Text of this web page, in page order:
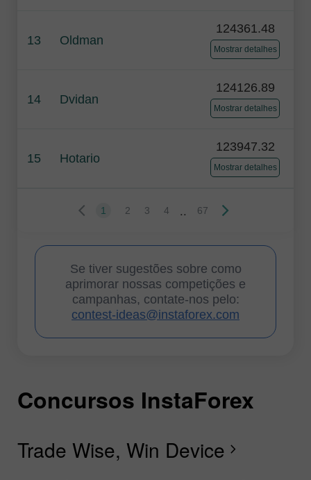
13 Oldman
124361.48
Mostrar detalhes
14 Dvidan
124126.89
Mostrar detalhes
15 Hotario
123947.32
Mostrar detalhes
1 2 3 4 .. 67
Se tiver sugestões sobre como
aprimorar nossas competições e
campanhas, contate-nos pelo:
contest-ideas@instaforex.com
Concursos InstaForex
Trade Wise, Win Device chevron_right